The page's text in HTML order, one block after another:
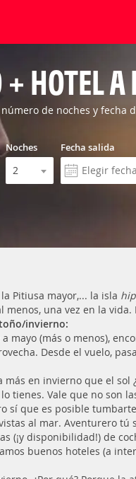
+ HOTEL
de noches y fecha
Noches Fecha salida
Pitiusa mayor,... la isla
una vez en la vida.
invierno:
mayo (más o menos),
Desde el vuelo,
más en invierno que el
tienes. Vale que no son
sí que es posible
al mar. Aventurero tú
(¡y disponibilidad!) de
buenos hoteles (a